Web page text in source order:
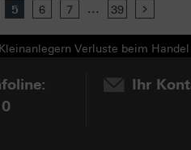
5 6 7 ... 39
Verluste beim
Ihr